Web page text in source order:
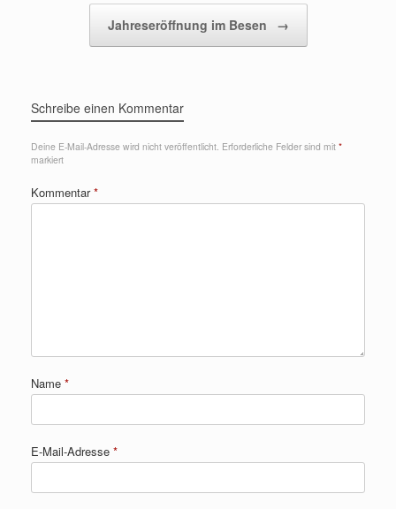
Jahreseröffnung im Besen →
Schreibe einen Kommentar
Deine E-Mail-Adresse wird nicht veröffentlicht. Erforderliche Felder sind mit *
markiert
Kommentar*
Name *
E-Mail-Adresse *